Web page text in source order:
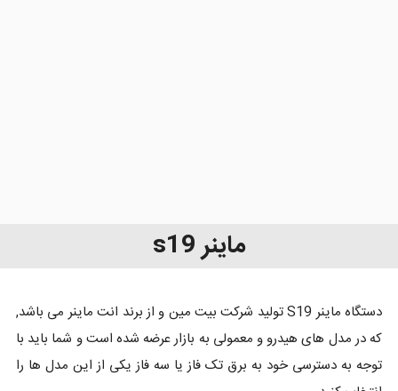
ماینر s19
دستگاه ماینر S19 تولید شرکت بیت مین و از برند انت ماینر می باشد,
که در مدل های هیدرو و معمولی به بازار عرضه شده است و شما باید با
توجه به دسترسی خود به برق تک فاز یا سه فاز یکی از این مدل ها را